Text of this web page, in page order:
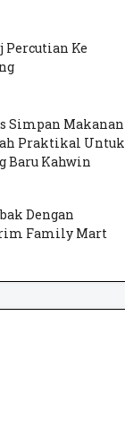
Percutian Ke
Simpan Makanan
Praktikal Untuk
Baru Kahwin
Dengan
Family Mart